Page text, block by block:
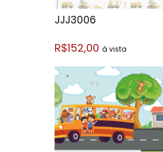
JJJ3006
R$152,00 á vista